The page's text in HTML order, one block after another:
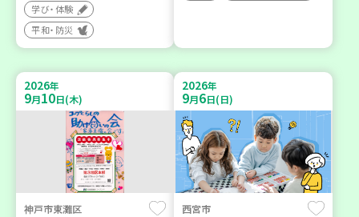
学び・体験
平和・防災
2026年
9月10日(木)
神戸市東灘区
2026年
9月6日(日)
西宮市